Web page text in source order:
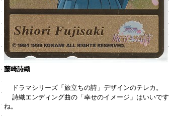
藤崎詩織
ドラマシリーズ「旅立ちの詩」デザインのテレカ。
詩織エンディング曲の「幸せのイメージ」はいいです
ね。